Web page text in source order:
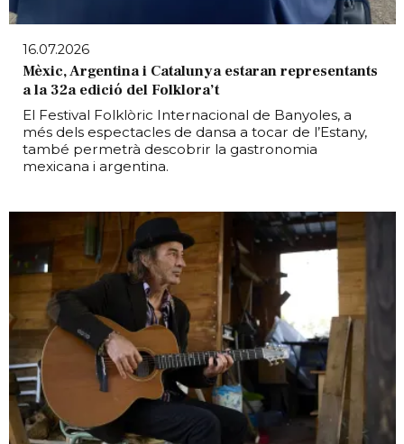
16.07.2026
Mèxic, Argentina i Catalunya estaran representants
a la 32a edició del Folklora’t
El Festival Folklòric Internacional de Banyoles, a
més dels espectacles de dansa a tocar de l’Estany,
també permetrà descobrir la gastronomia
mexicana i argentina.